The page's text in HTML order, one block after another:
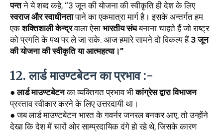
पन्त
ने ये शब्द कहे, ‘‘3 जून की योजना की स्वीकृति ही देश के लिए
स्वराज और स्वाधीनता पाने का एकमात्रा मार्ग है। इसके अन्तर्गत हम
एक शक्तिशाली केन्द्र वाला ऐसा भारतीय संघ बनाना चाहते हैं जो राष्ट्र
को प्रगति के पथ पर ले जा सके. आज हमारे सामने दो विकल्प हैं 3 जून
की योजना की स्वीकृति या आत्महत्या।’’
12. लार्ड माउण्टबेटन का प्रभाव :-
● लार्ड माउण्टबेटन का व्यक्तिगत प्रभाव भी कांग्रेस द्वारा विभाजन
प्रस्ताव स्वीकार करने के लिए उत्तरदायी था।
● जब लार्ड माउण्टबेटन भारत के गवर्नर जनरल बनकर आए, तो उन्होंने
देखा कि देश में चारों ओर साम्प्रदायिक दंगे हो रहे थे, जिसके कारण